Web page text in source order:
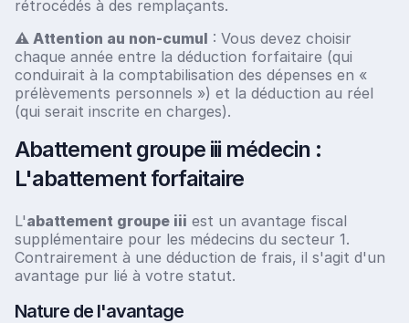
rétrocédés à des remplaçants.
⚠️ Attention au non-cumul : Vous devez choisir
chaque année entre la déduction forfaitaire (qui
conduirait à la comptabilisation des dépenses en «
prélèvements personnels ») et la déduction au réel
(qui serait inscrite en charges).
Abattement groupe iii médecin :
L'abattement forfaitaire
L'abattement groupe iii est un avantage fiscal
supplémentaire pour les médecins du secteur 1.
Contrairement à une déduction de frais, il s'agit d'un
avantage pur lié à votre statut.
Nature de l'avantage